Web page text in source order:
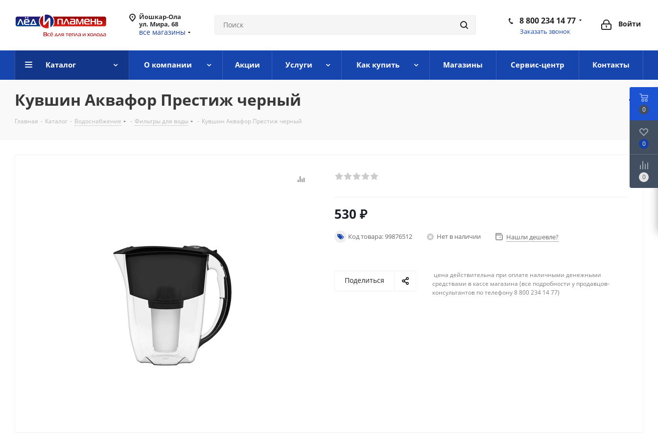
Йошкар-Ола
ул. Мира, 68
все магазины
Войти
8 800 234 14 77
Заказать звонок
Каталог О компании Акции Услуги Как купить Магазины Сервис-центр Контакты
Кувшин Аквафор Престиж черный
Главная - Каталог - Водоснабжение - Фильтры для воды - Кувшин Аквафор Престиж черный
530 ₽
Код товара: 99876512 Нет в наличии Нашли дешевле?
Поделиться
цена действительна при оплате наличными денежными
средствами в кассе магазина (все подробности у продавцов-
консультантов по телефону 8 800 234 14 77)
0
0
0